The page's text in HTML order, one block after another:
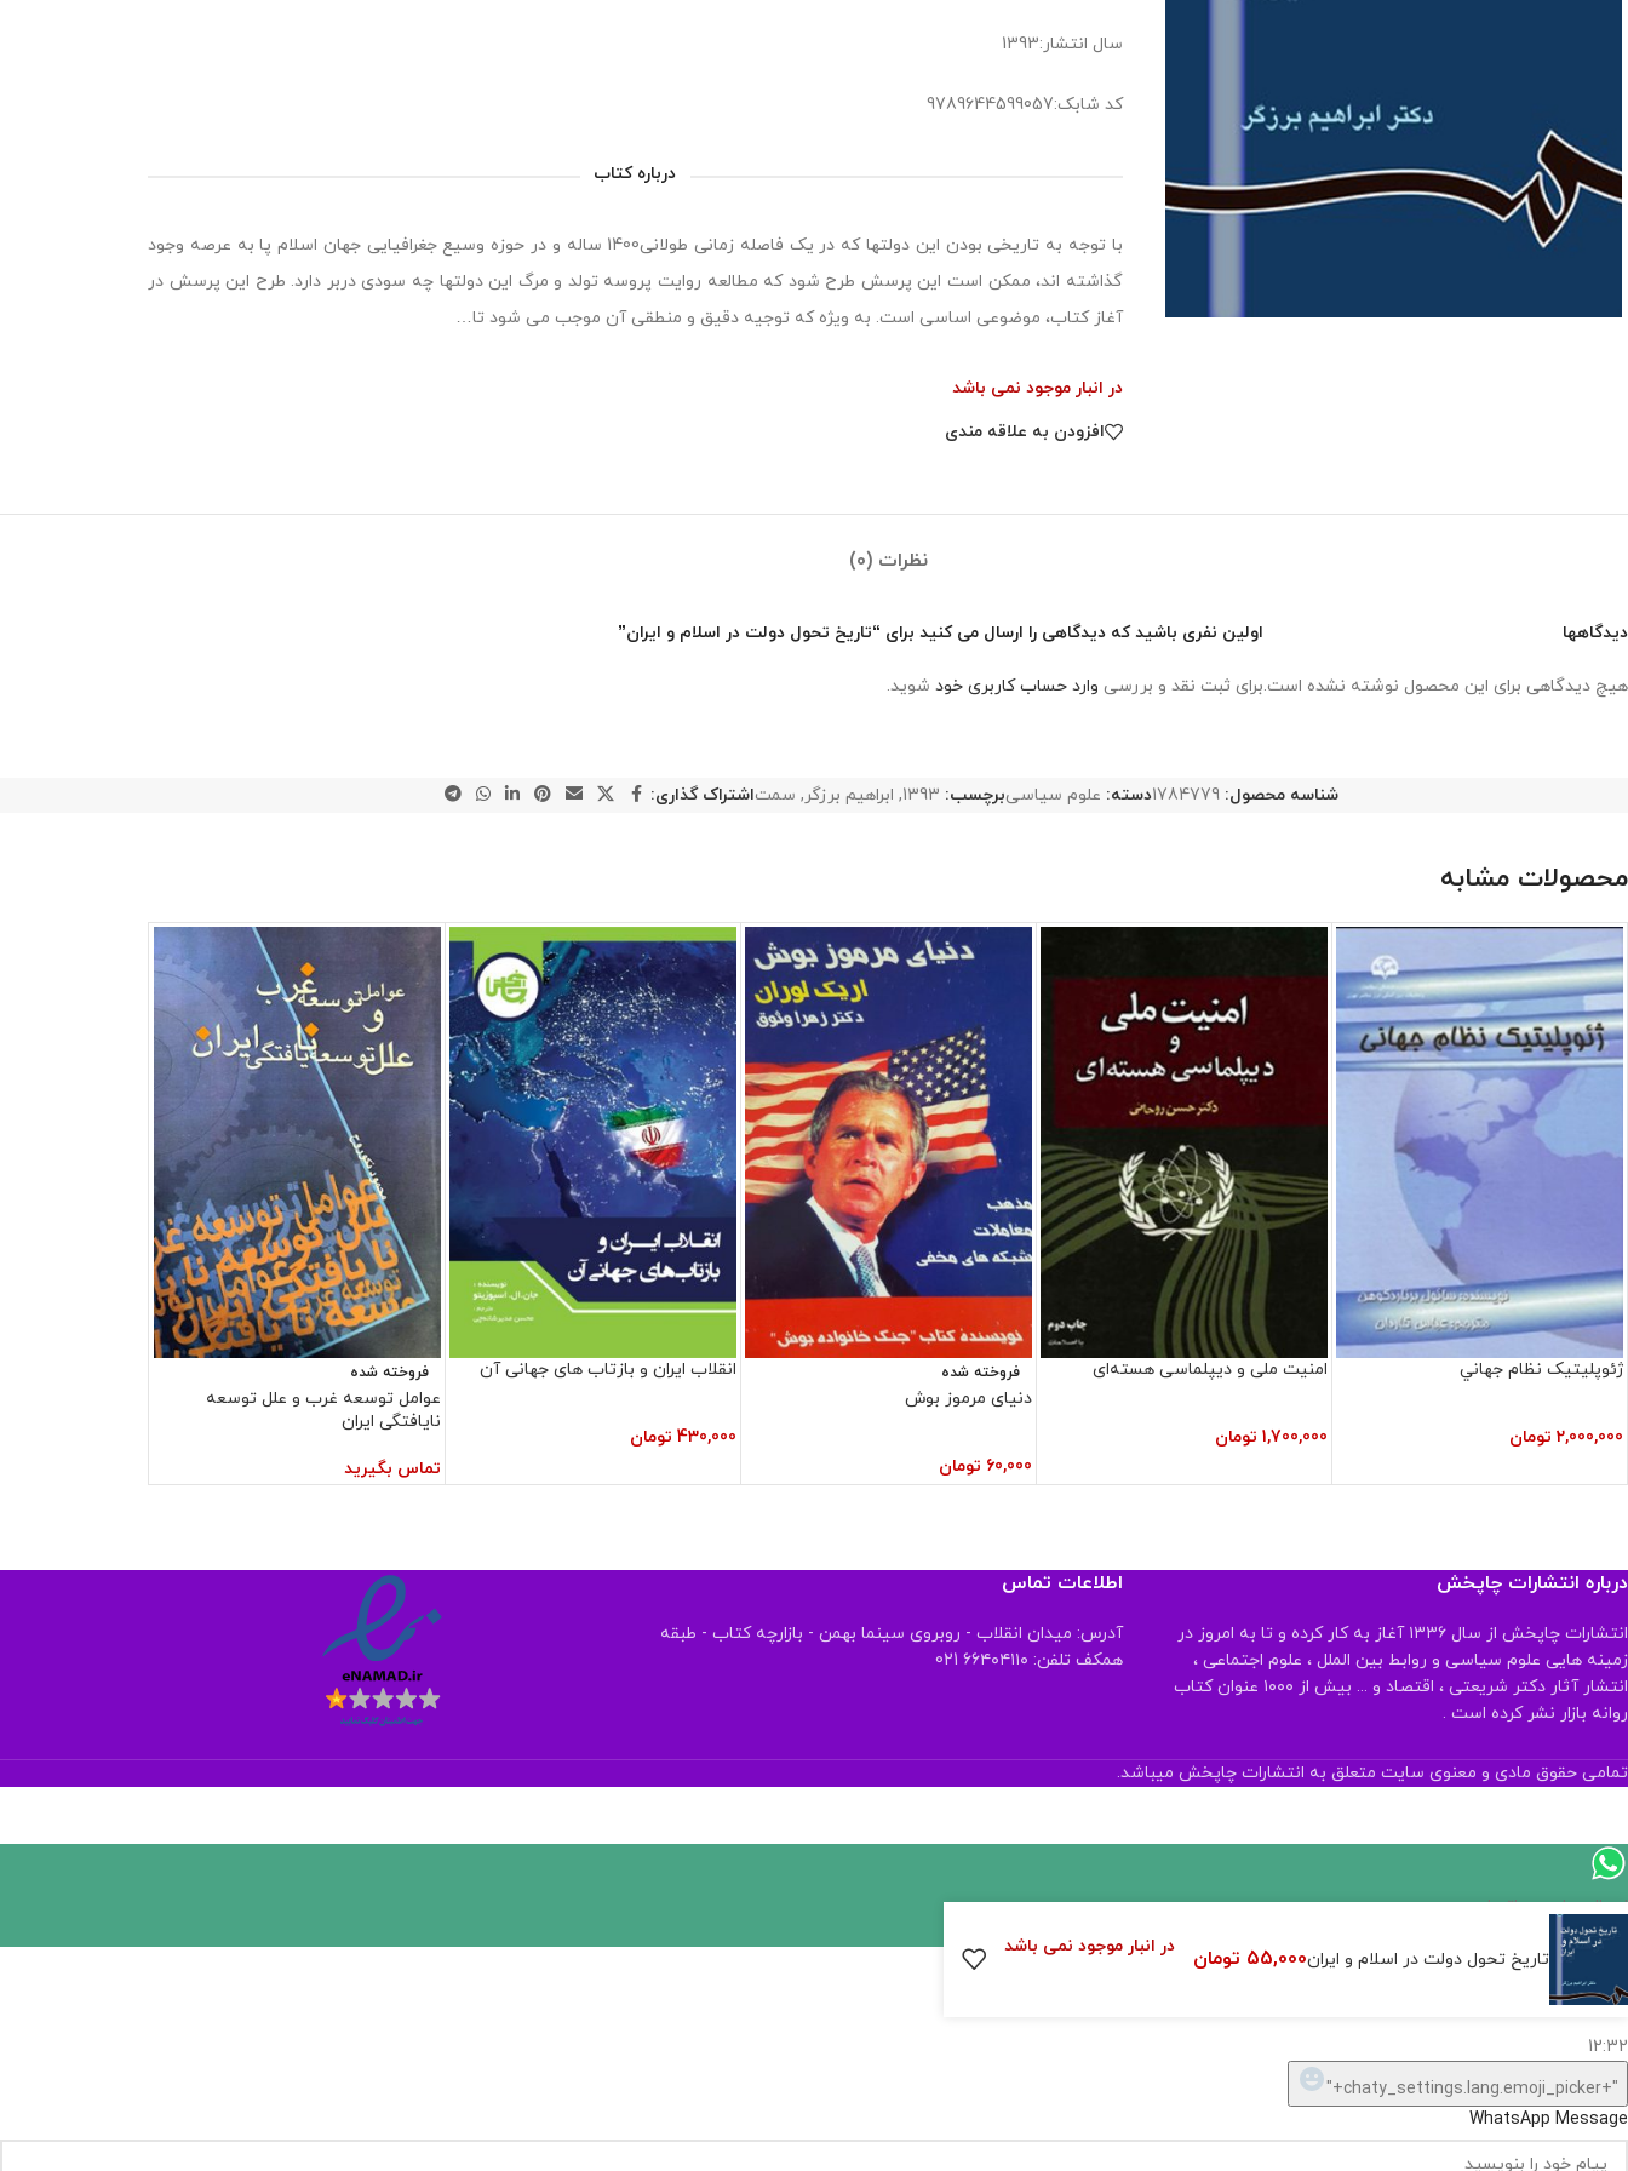
سال انتشار:1393
کد شابک:9789644599057
درباره کتاب
با توجه به تاریخی بودن این دولتها که در یک فاصله زمانی طولانی1400 ساله و در حوزه وسیع جغرافیایی جهان اسلام پا به عرصه وجود
گذاشته اند، ممکن است این پرسش طرح شود که مطالعه روایت پروسه تولد و مرگ این دولتها چه سودی دربر دارد. طرح این پرسش در
آغاز کتاب، موضوعی اساسی است. به ویژه که توجیه دقیق و منطقی آن موجب می شود تا…
در انبار موجود نمی باشد
افزودن به علاقه مندی
نظرات (0)
دیدگاهها
هیچ دیدگاهی برای این محصول نوشته نشده است.
اولین نفری باشید که دیدگاهی را ارسال می کنید برای “تاریخ تحول دولت در اسلام و ایران”
برای ثبت نقد و بررسی وارد حساب کاربری خود شوید.
شناسه محصول: 1784779دسته: علوم سیاسیبرچسب: 1393
, ابراهیم برزگر , سمتاشتراک گذاری:
محصولات مشابه
ژئوپليتيک نظام‏ جهاني
2,000,000 تومان
امنیت ملی و دیپلماسی هسته‌ای
1,700,000 تومان
فروخته شده
دنیای مرموز بوش
60,000 تومان
انقلاب ایران و بازتاب های جهانی آن
430,000 تومان
فروخته شده
عوامل توسعه غرب و علل توسعه
نایافتگی ایران
تماس بگیرید
درباره انتشارات چاپخش
انتشارات چاپخش از سال ۱۳۳۶ آغاز به کار کرده و تا به امروز در
زمینه هایی علوم سیاسی و روابط بین الملل ، علوم اجتماعی ،
انتشار آثار دکتر شریعتی ، اقتصاد و ... بیش از ۱۰۰۰ عنوان کتاب
روانه بازار نشر کرده است .
اطلاعات تماس
آدرس: میدان انقلاب - روبروی سینما بهمن - بازارچه کتاب - طبقه
همکف تلفن: ۶۶۴۰۴۱۱۰ 021
تمامی حقوق مادی و معنوی سایت متعلق به انتشارات چاپخش میباشد.
تاریخ تحول دولت در اسلام و ایران55,000 تومان در انبار موجود نمی باشد
اگر
موجود
شاید
تهیه
Hide